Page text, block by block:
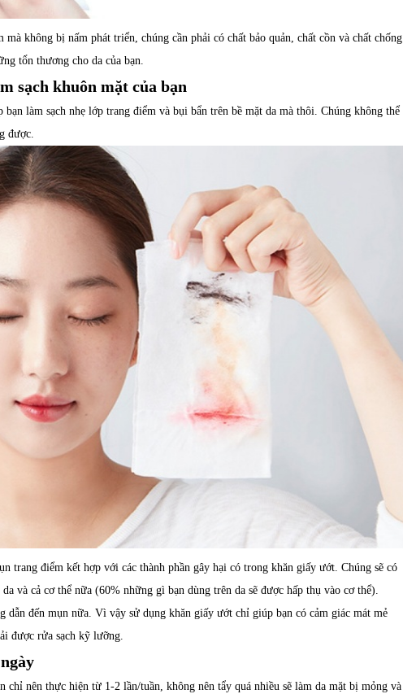
không bị nấm phát triển, chúng cần phải có chất bảo quản, chất cồn và chất chống
tổn thương cho da của bạn.
sạch khuôn mặt của bạn
làm sạch nhẹ lớp trang điểm và bụi bẩn trên bề mặt da mà thôi. Chúng không thể
được.
trang điểm kết hợp với các thành phần gây hại có trong khăn giấy ướt. Chúng sẽ có
và cả cơ thể nữa (60% những gì bạn dùng trên da sẽ được hấp thụ vào cơ thể).
đến mụn nữa. Vì vậy sử dụng khăn giấy ướt chỉ giúp bạn có cảm giác mát mẻ
được rửa sạch kỹ lưỡng.
chỉ nên thực hiện từ 1-2 lần/tuần, không nên tẩy quá nhiều sẽ làm da mặt bị mỏng và